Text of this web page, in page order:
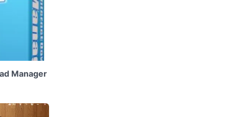
Manager